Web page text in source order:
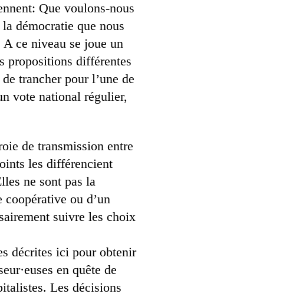
Que voulons-nous
démocratie que nous
ce niveau se joue un
propositions différentes
trancher pour l’une de
vote national régulier,
de transmission entre
les différencient
ne sont pas la
coopérative ou d’un
suivre les choix
décrites ici pour obtenir
en quête de
Les décisions